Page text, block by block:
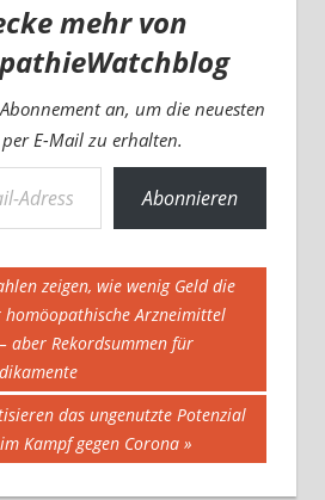
mehr von
an, um die neuesten
E-Mail zu erhalten.
Abonnieren
zeigen, wie wenig Geld die
homöopathische Arzneimittel
aber Rekordsummen für
das ungenutzte Potenzial
Kampf gegen Corona